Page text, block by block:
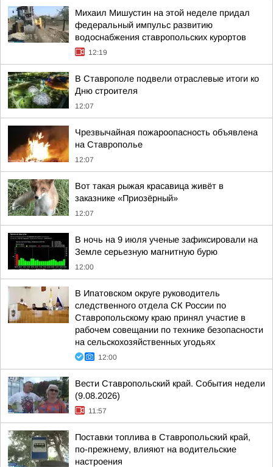
Михаил Мишустин на этой неделе придал
федеральный импульс развитию
водоснабжения ставропольских курортов
12:19
В Ставрополе подвели отраслевые итоги ко
Дню строителя
12:07
Чрезвычайная пожароопасность объявлена
на Ставрополье
12:07
Вот такая рыжая красавица живёт в
заказнике «Приозёрный»
12:07
В ночь на 9 июля ученые зафиксировали на
Земле серьезную магнитную бурю
12:00
В Ипатовском округе руководитель
следственного отдела СК России по
Ставропольскому краю принял участие в
рабочем совещании по технике безопасности
на сельскохозяйственных угодьях
12:00
Вести Ставропольский край. События недели
(9.08.2026)
11:57
Поставки топлива в Ставропольский край,
по-прежнему, влияют на водительские
настроения